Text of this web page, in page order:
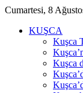
Cumartesi, 8
KUŞCA
Kuşca
Kuşca